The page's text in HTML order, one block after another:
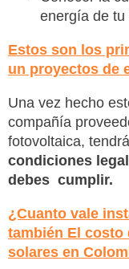
energía de tu
Estos son los
un proyectos de
Una vez hecho
compañía
fotovoltaica,
condiciones
debes cumplir.
¿Cuanto vale
también El costo
solares en